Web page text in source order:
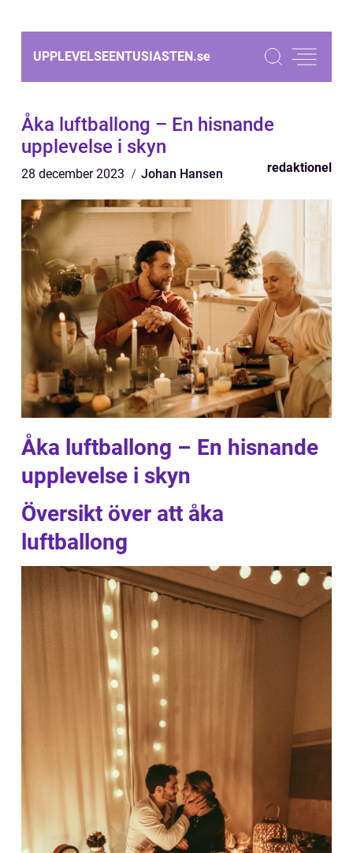
UPPLEVELSEENTUSIASTEN.se
Åka luftballong – En hisnande
upplevelse i skyn
28 december 2023 Johan Hansen redaktionel
Åka luftballong – En hisnande
upplevelse i skyn
Översikt över att åka
luftballong